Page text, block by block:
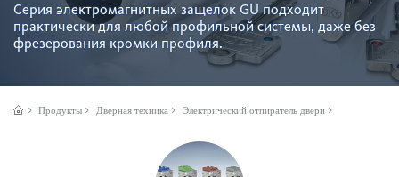
Серия электро­м­агнитных защелок GU подходит
практически для любой профильной сис­темы, даже без
фрез­ер­ования кромки профиля.
Продукты Дверная техника Электрический отпиратель двери